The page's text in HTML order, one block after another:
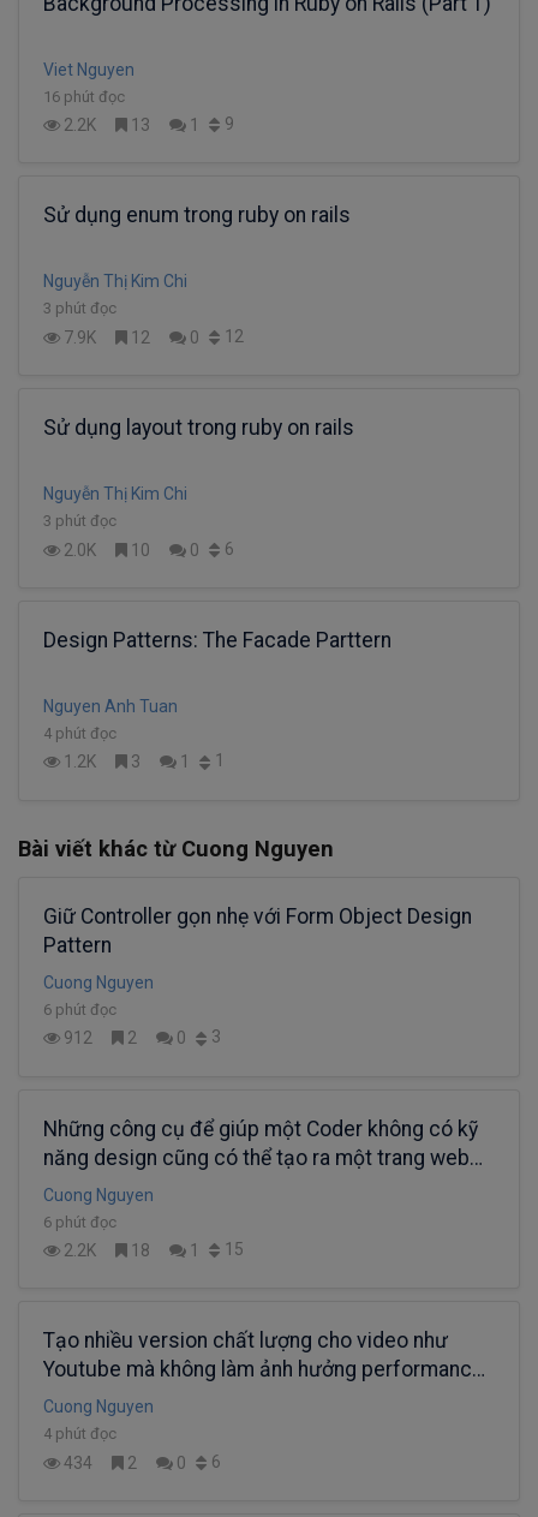
Viet Nguyen
16 phút đọc
2.2K 13 1 9
Sử dụng enum trong ruby on rails
Nguyễn Thị Kim Chi
3 phút đọc
7.9K 12 0 12
Sử dụng layout trong ruby on rails
Nguyễn Thị Kim Chi
3 phút đọc
2.0K 10 0 6
Design Patterns: The Facade Parttern
Nguyen Anh Tuan
4 phút đọc
1.2K 3 1 1
Bài viết khác từ Cuong Nguyen
Giữ Controller gọn nhẹ với Form Object Design
Pattern
Cuong Nguyen
6 phút đọc
912 2 0 3
Những công cụ để giúp một Coder không có kỹ
năng design cũng có thể tạo ra một trang web
bắt mắt
Cuong Nguyen
6 phút đọc
2.2K 18 1 15
Tạo nhiều version chất lượng cho video như
Youtube mà không làm ảnh hưởng performance
của web-app
Cuong Nguyen
4 phút đọc
434 2 0 6